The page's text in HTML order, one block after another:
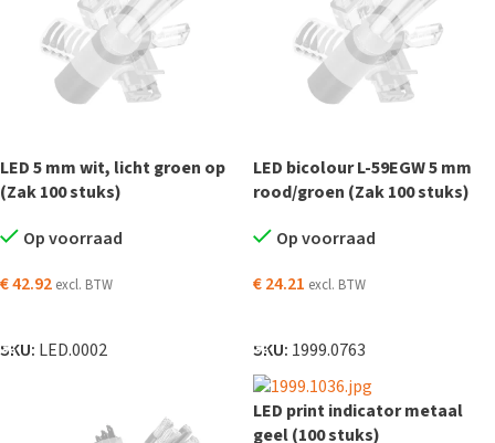
LED 5 mm wit, licht groen op
(Zak 100 stuks)
Op voorraad
€42.92 excl. BTW
SKU: LED.0002
LED bicolour L-59EGW 5 mm
rood/groen (Zak 100 stuks)
Op voorraad
€24.21 excl. BTW
SKU: 1999.0763
LED print indicator metaal
geel (100 stuks)